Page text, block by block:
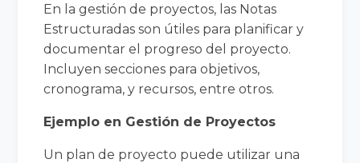
En la gestión de proyectos, las Notas
Estructuradas son útiles para planificar y
documentar el progreso del proyecto.
Incluyen secciones para objetivos,
cronograma, y recursos, entre otros.
Ejemplo en Gestión de Proyectos
Un plan de proyecto puede utilizar una